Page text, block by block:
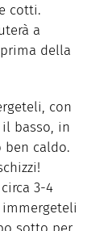
cotti.
a
prima della
con
basso, in
caldo.
3-4